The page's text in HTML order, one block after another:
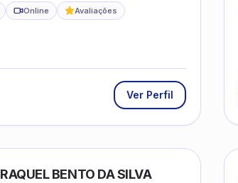
Online Avaliações
Ver Perfil
RAQUEL BENTO DA SILVA